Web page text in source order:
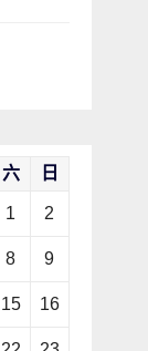
六 日
1 2
8 9
15 16